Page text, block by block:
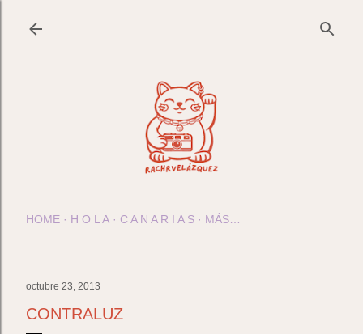
HOME H O L A C A N A R I A S MÁS…
octubre 23, 2013
CONTRALUZ